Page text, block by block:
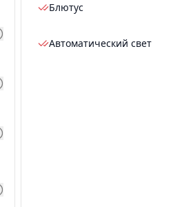
Блютус
Автоматический свет